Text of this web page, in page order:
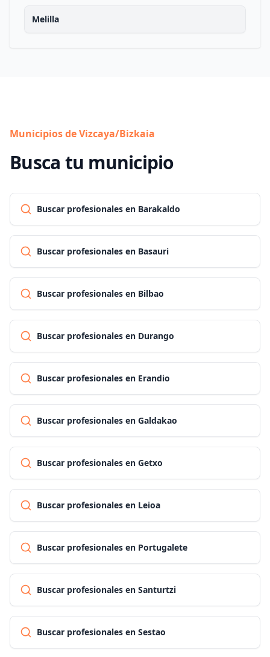
Melilla
Municipios de Vizcaya/Bizkaia
Busca tu municipio
Buscar profesionales en Barakaldo
Buscar profesionales en Basauri
Buscar profesionales en Bilbao
Buscar profesionales en Durango
Buscar profesionales en Erandio
Buscar profesionales en Galdakao
Buscar profesionales en Getxo
Buscar profesionales en Leioa
Buscar profesionales en Portugalete
Buscar profesionales en Santurtzi
Buscar profesionales en Sestao